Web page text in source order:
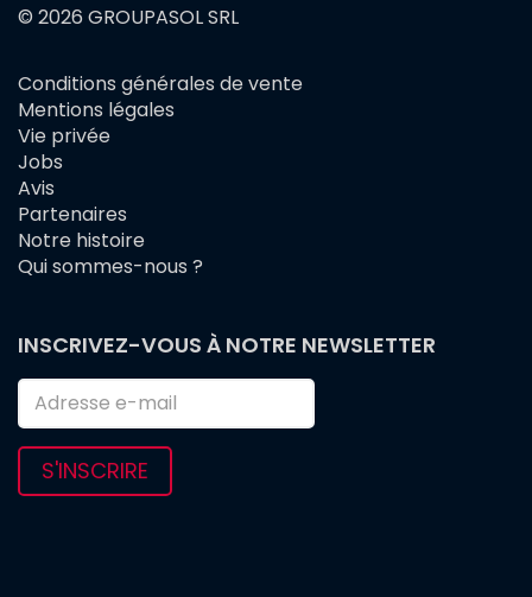
© 2026 GROUPASOL SRL
FOOTER
MENU
Conditions générales de vente
Mentions légales
Vie privée
Jobs
Avis
Partenaires
Notre histoire
Qui sommes-nous ?
INSCRIVEZ-VOUS À NOTRE NEWSLETTER
S'INSCRIRE